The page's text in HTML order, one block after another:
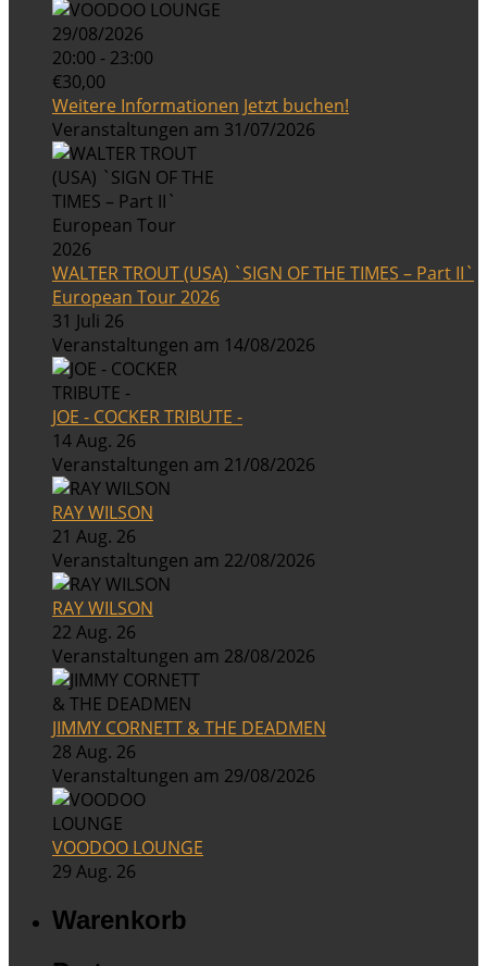
29/08/2026
20:00 - 23:00
€30,00
Weitere Informationen Jetzt buchen!
Veranstaltungen am 31/07/2026
WALTER TROUT (USA) `SIGN OF THE TIMES – Part II`
European Tour 2026
31 Juli 26
Veranstaltungen am 14/08/2026
JOE - COCKER TRIBUTE -
14 Aug. 26
Veranstaltungen am 21/08/2026
RAY WILSON
21 Aug. 26
Veranstaltungen am 22/08/2026
RAY WILSON
22 Aug. 26
Veranstaltungen am 28/08/2026
JIMMY CORNETT & THE DEADMEN
28 Aug. 26
Veranstaltungen am 29/08/2026
VOODOO LOUNGE
29 Aug. 26
Warenkorb